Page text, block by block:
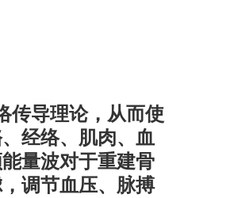
传导理论，从而使
经络、肌肉、血
量波对于重建骨
调节血压、脉搏